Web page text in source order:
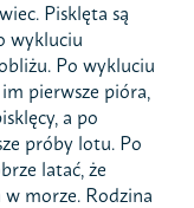
Pisklęta są
wykluciu
Po wykluciu
pierwsze pióra,
a po
próby lotu. Po
latać, że
morze. Rodzina